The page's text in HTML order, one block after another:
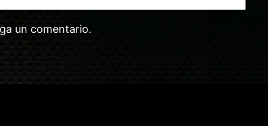
un comentario.